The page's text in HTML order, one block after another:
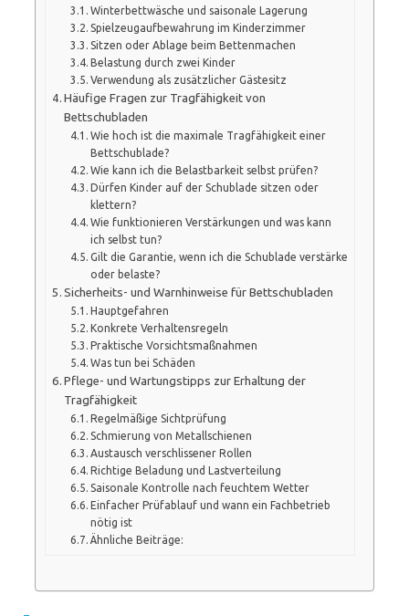
Winterbettwäsche und saisonale Lagerung
Spielzeugaufbewahrung im Kinderzimmer
Sitzen oder Ablage beim Bettenmachen
Belastung durch zwei Kinder
Verwendung als zusätzlicher Gästesitz
Häufige Fragen zur Tragfähigkeit von
Bettschubladen
Wie hoch ist die maximale Tragfähigkeit einer
Bettschublade?
Wie kann ich die Belastbarkeit selbst prüfen?
Dürfen Kinder auf der Schublade sitzen oder
klettern?
Wie funktionieren Verstärkungen und was kann
ich selbst tun?
Gilt die Garantie, wenn ich die Schublade verstärke
oder belaste?
Sicherheits- und Warnhinweise für Bettschubladen
Hauptgefahren
Konkrete Verhaltensregeln
Praktische Vorsichtsmaßnahmen
Was tun bei Schäden
Pflege- und Wartungstipps zur Erhaltung der
Tragfähigkeit
Regelmäßige Sichtprüfung
Schmierung von Metallschienen
Austausch verschlissener Rollen
Richtige Beladung und Lastverteilung
Saisonale Kontrolle nach feuchtem Wetter
Einfacher Prüfablauf und wann ein Fachbetrieb
nötig ist
Ähnliche Beiträge: